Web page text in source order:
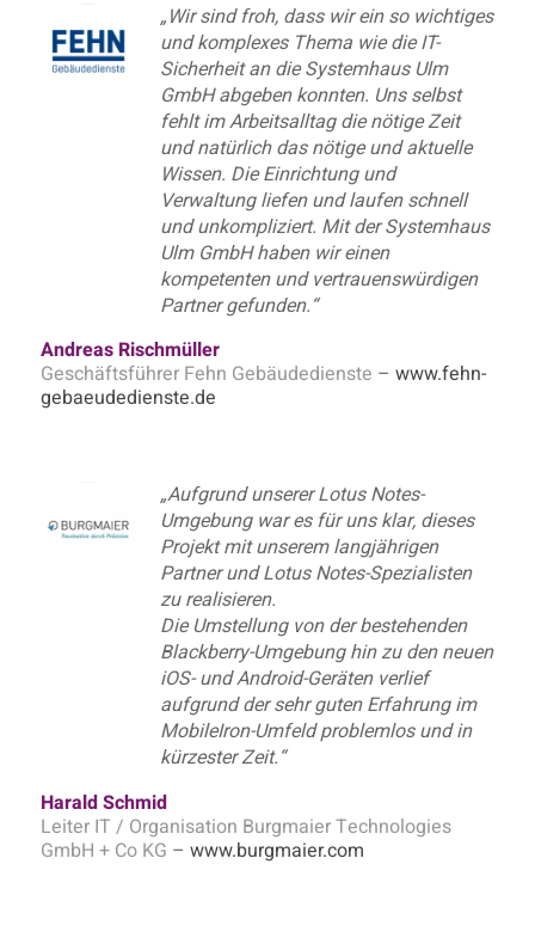
„Wir sind froh, dass wir ein so wichtiges
und komplexes Thema wie die IT-
Sicherheit an die Systemhaus Ulm
GmbH abgeben konnten. Uns selbst
fehlt im Arbeitsalltag die nötige Zeit
und natürlich das nötige und aktuelle
Wissen. Die Einrichtung und
Verwaltung liefen und laufen schnell
und unkompliziert. Mit der Systemhaus
Ulm GmbH haben wir einen
kompetenten und vertrauenswürdigen
Partner gefunden.“
Andreas Rischmüller
Geschäftsführer Fehn Gebäudedienste – www.fehn-
gebaeudedienste.de
„Aufgrund unserer Lotus Notes-
Umgebung war es für uns klar, dieses
Projekt mit unserem langjährigen
Partner und Lotus Notes-Spezialisten
zu realisieren.
Die Umstellung von der bestehenden
Blackberry-Umgebung hin zu den neuen
iOS- und Android-Geräten verlief
aufgrund der sehr guten Erfahrung im
MobileIron-Umfeld problemlos und in
kürzester Zeit.“
Harald Schmid
Leiter IT / Organisation Burgmaier Technologies
GmbH + Co KG – www.burgmaier.com